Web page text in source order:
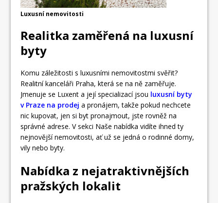
Luxusní nemovitosti
Realitka zaměřená na luxusní
byty
Komu záležitosti s luxusními nemovitostmi svěřit?
Realitní kanceláři Praha, která se na ně zaměřuje.
Jmenuje se Luxent a její specializací jsou luxusní byty
v Praze na prodeja pronájem, takže pokud nechcete
nic kupovat, jen si byt pronajmout, jste rovněž na
správné adrese. V sekci Naše nabídka vidíte ihned ty
nejnovější nemovitosti, ať už se jedná o rodinné domy,
vily nebo byty.
Nabídka z nejatraktivnějších
pražských lokalit